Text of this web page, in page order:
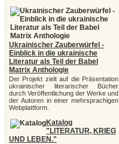
Ukrainischer Zauberwürfel -
Einblick in die ukrainische
Literatur als Teil der Babel
Matrix Anthologie
Der Projekt zielt auf die Präsentation
ukrainischer literarischer Bücher
durch Veröffentlichung der Werke und
der Autoren in einer mehrsprachigen
Webplattform.
Katalog
"LITERATUR, KRIEG
UND LEBEN."